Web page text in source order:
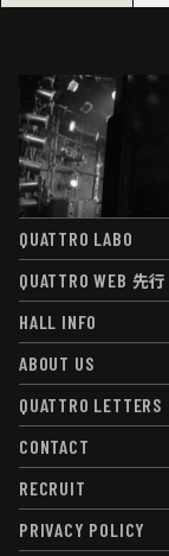
QUATTRO LABO
QUATTRO LABO
QUATTRO WEB 先行
QUATTRO WEB先行
HALL INFO
HALL INFO
ABOUT US
ABOUT US
QUATTRO LETTERS
QUATTRO LETTERS
CONTACT
CONTACT
RECRUIT
RECRUIT
PRIVACY POLICY
PRIVACY POLICY